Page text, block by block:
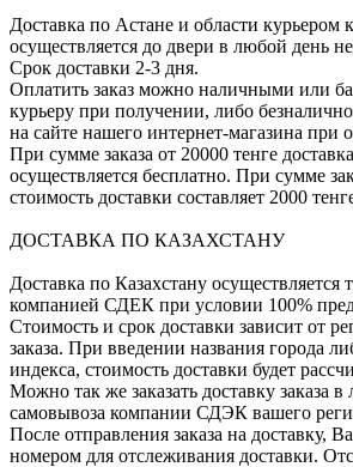
Доставка по Астане и области
осуществляется до двери в любой день
Срок доставки 2-3 дня.
Оплатить заказ можно наличными или
курьеру при получении, либо
на сайте нашего интернет-магазина при
При сумме заказа от 20000 тенге
осуществляется бесплатно. При сумме
стоимость доставки составляет 2000
ДОСТАВКА ПО КАЗАХСТАНУ
Доставка по Казахстану осуществляется
компанией СДЕК при условии 100%
Стоимость и срок доставки зависит от
заказа. При введении названия города
индекса, стоимость доставки будет
Можно так же заказать доставку заказа
самовывоза компании СДЭК вашего
После отправления заказа на доставку,
номером для отслеживания доставки.